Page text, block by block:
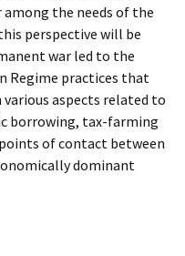
among the needs of the
perspective will be
war led to the
Regime practices that
aspects related to
borrowing, tax-farming
of contact between
dominant